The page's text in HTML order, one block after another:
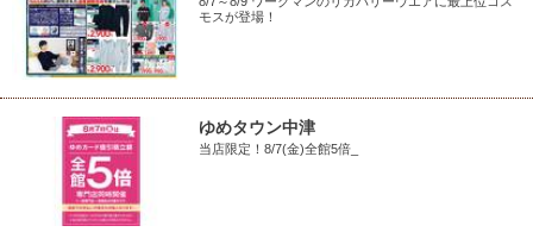
モスが登場！
ゆめタウン中津
当店限定！8/7(金)全館5倍_